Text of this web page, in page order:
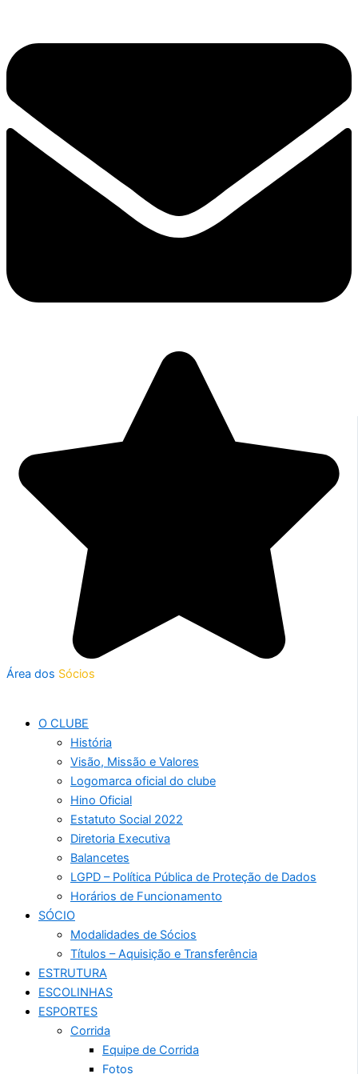
Área dos Sócios
O CLUBE
História
Visão, Missão e Valores
Logomarca oficial do clube
Hino Oficial
Estatuto Social 2022
Diretoria Executiva
Balancetes
LGPD – Política Pública de Proteção de Dados
Horários de Funcionamento
SÓCIO
Modalidades de Sócios
Títulos – Aquisição e Transferência
ESTRUTURA
ESCOLINHAS
ESPORTES
Corrida
Equipe de Corrida
Fotos